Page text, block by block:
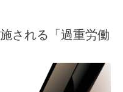
される「過重労働